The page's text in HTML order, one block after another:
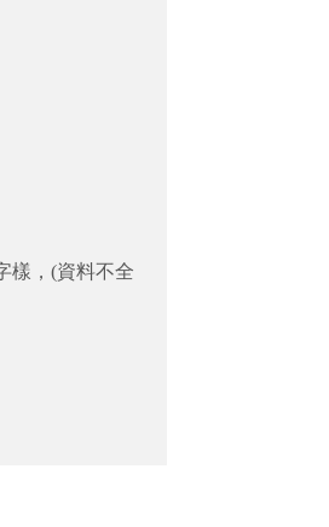
樣，(資料不全